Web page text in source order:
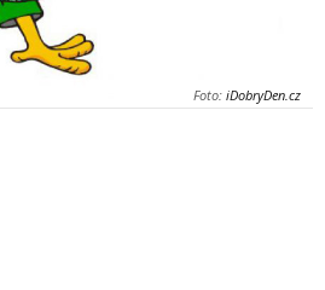
Foto: iDobryDen.cz